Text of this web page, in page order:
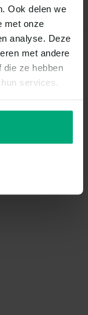
Ook delen we
met onze
analyse. Deze
met andere
die ze hebben
services.